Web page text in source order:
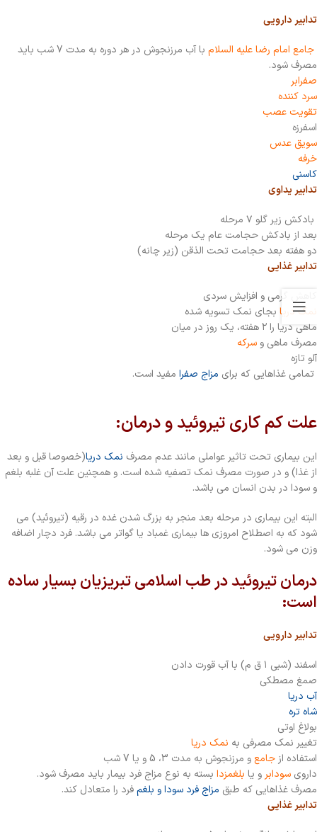
تدابیر دارویی
جامع امام رضا علیه السلام
با آب مرزنجوش در هر دوره به مدت 7 شب باید
مصرف شود.
صفرابر
سرد کننده
تقویت عصب
اسفرزه
سویق عدس
خرفه
کاسنی
تدابیر یداوی
بادکش زیر گلو ۷ مرحله
بعد از بادکش حجامت عام یک مرحله
دو هفته بعد حجامت تحت الذقن (زیر چانه)
تدابیر غذایی
کاهش گرمی و افزایش سردی
نمک دریا بجای نمک تسویه شده
ماهی دریا را ۲ هفته، یک روز در میان
مصرف ماهی و سرکه
آلو تازه
تمامی غذاهایی که برای مزاج صفرا مفید است.
علت کم کاری تیروئید و درمان:
این بیماری تحت تاثیر عواملی مانند عدم مصرف نمک دریا(خصوصا قبل و بعد
از غذا) و در صورت مصرف نمک تصفیه شده است. و همچنین علت آن غلبه بلغم
و سودا در بدن انسان می باشد.
البته این بیماری در مرحله بعد منجر به بزرگ شدن غده در رقیه (تیروئید) می
شود که به اصطلاح امروزی ها بیماری غمباد یا گواتر می باشد. فرد دچار اضافه
وزن می شود.
درمان تیروئید در طب اسلامی تبریزیان بسیار ساده
است:
تدابیر دارویی
اسفند (شبی ۱ ق م) با آب قورت دادن
صمغ مصطکی
آب دریا
شاه تره
بولاغ اوتی
تغییر نمک مصرفی به نمک دریا
استفاده از جامع و مرزنجوش به مدت 3، 5 و یا 7 شب
داروی سودابر و یا بلغمزدا بسته به نوع مزاج فرد بیمار باید مصرف شود.
مصرف غذاهایی که طبق مزاج فرد سودا و بلغمفرد را متعادل کند.
تدابیر غذایی